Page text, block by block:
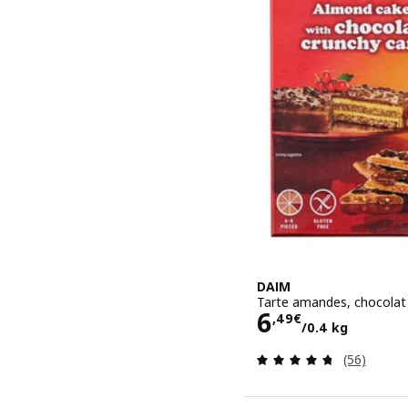
DAIM
Tarte amandes,
6,49€
/0.4 kg
Prix 6,49€/
(56)